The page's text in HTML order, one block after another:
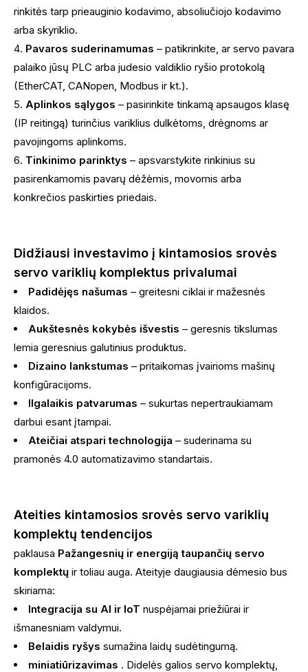
rinkitės tarp prieauginio kodavimo, absoliučiojo kodavimo
arba skyriklio.
Pavaros suderinamumas – patikrinkite, ar servo pavara
palaiko jūsų PLC arba judesio valdiklio ryšio protokolą
(EtherCAT, CANopen, Modbus ir kt.).
Aplinkos sąlygos – pasirinkite tinkamą apsaugos klasę
(IP reitingą) turinčius variklius dulkėtoms, drėgnoms ar
pavojingoms aplinkoms.
Tinkinimo parinktys – apsvarstykite rinkinius su
pasirenkamomis pavarų dėžėmis, movomis arba
konkrečios paskirties priedais.
Didžiausi investavimo į kintamosios srovės
servo variklių komplektus privalumai
Padidėjęs našumas – greitesni ciklai ir mažesnės
klaidos.
Aukštesnės kokybės išvestis – geresnis tikslumas
lemia geresnius galutinius produktus.
Dizaino lankstumas – pritaikomas įvairioms mašinų
konfigūracijoms.
Ilgalaikis patvarumas – sukurtas nepertraukiamam
darbui esant įtampai.
Ateičiai atspari technologija – suderinama su
pramonės 4.0 automatizavimo standartais.
Ateities kintamosios srovės servo variklių
komplektų tendencijos
paklausa Pažangesnių ir energiją taupančių servo
komplektų ir toliau auga. Ateityje daugiausia dėmesio bus
skiriama:
Integracija su AI ir IoT nuspėjamai priežiūrai ir
išmanesniam valdymui.
Belaidis ryšys sumažina laidų sudėtingumą.
miniatiūrizavimas . Didelės galios servo komplektų,